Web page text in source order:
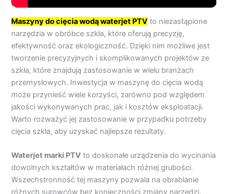
Maszyny do cięcia wodą waterjet PTV to niezastąpione
narzędzia w obróbce szkła, które oferują precyzję,
efektywność oraz ekologiczność. Dzięki nim możliwe jest
tworzenie precyzyjnych i skomplikowanych projektów ze
szkła, które znajdują zastosowanie w wielu branżach
przemysłowych. Inwestycja w maszynę do cięcia wodą
może przynieść wiele korzyści, zarówno pod względem
jakości wykonywanych prac, jak i kosztów eksploatacji.
Warto rozważyć jej zastosowanie w przypadku potrzeby
cięcia szkła, aby uzyskać najlepsze rezultaty.
Waterjet marki PTV to doskonałe urządzenia do wycinania
dowolnych kształtów w materiałach różnej grubości.
Wszechstronność tej maszyny pozwala na obrabianie
różnych surowców bez konieczności zmiany narzędzi.